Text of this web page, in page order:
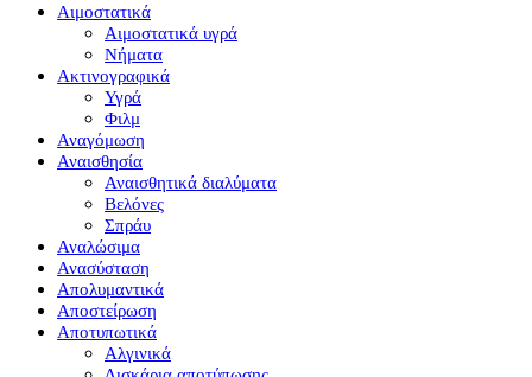
Αιμοστατικά
Αιμοστατικά υγρά
Νήματα
Ακτινογραφικά
Υγρά
Φιλμ
Αναγόμωση
Αναισθησία
Αναισθητικά διαλύματα
Βελόνες
Σπράυ
Αναλώσιμα
Ανασύσταση
Απολυμαντικά
Αποστείρωση
Αποτυπωτικά
Αλγινικά